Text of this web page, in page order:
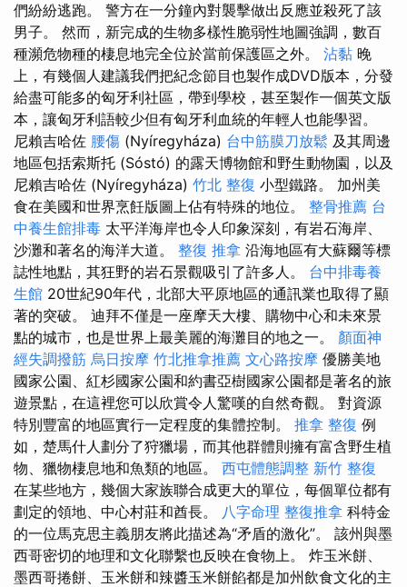
們紛紛逃跑。 警方在一分鐘內對襲擊做出反應並殺死了該
男子。 然而，新完成的生物多樣性脆弱性地圖強調，數百
種瀕危物種的棲息地完全位於當前保護區之外。 沾黏 晚
上，有幾個人建議我們把紀念節目也製作成DVD版本，分發
給盡可能多的匈牙利社區，帶到學校，甚至製作一個英文版
本，讓匈牙利語較少但有匈牙利血統的年輕人也能學習。
尼賴吉哈佐 腰傷 (Nyíregyháza) 台中筋膜刀放鬆 及其周邊
地區包括索斯托 (Sóstó) 的露天博物館和野生動物園，以及
尼賴吉哈佐 (Nyíregyháza) 竹北 整復 小型鐵路。 加州美
食在美國和世界烹飪版圖上佔有特殊的地位。 整骨推薦 台
中養生館排毒 太平洋海岸也令人印象深刻，有岩石海岸、
沙灘和著名的海洋大道。 整復 推拿 沿海地區有大蘇爾等標
誌性地點，其狂野的岩石景觀吸引了許多人。 台中排毒養
生館 20世紀90年代，北部大平原地區的通訊業也取得了顯
著的突破。 迪拜不僅是一座摩天大樓、購物中心和未來景
點的城市，也是世界上最美麗的海灘目的地之一。 顏面神
經失調撥筋 烏日按摩 竹北推拿推薦 文心路按摩 優勝美地
國家公園、紅杉國家公園和約書亞樹國家公園都是著名的旅
遊景點，在這裡您可以欣賞令人驚嘆的自然奇觀。 對資源
特別豐富的地區實行一定程度的集體控制。 推拿 整復 例
如，楚馬什人劃分了狩獵場，而其他群體則擁有富含野生植
物、獵物棲息地和魚類的地區。 西屯體態調整 新竹 整復
在某些地方，幾個大家族聯合成更大的單位，每個單位都有
劃定的領地、中心村莊和酋長。 八字命理 整復推拿 科特金
的一位馬克思主義朋友將此描述為“矛盾的激化”。 該州與墨
西哥密切的地理和文化聯繫也反映在食物上。 炸玉米餅、
墨西哥捲餅、玉米餅和辣醬玉米餅餡都是加州飲食文化的主